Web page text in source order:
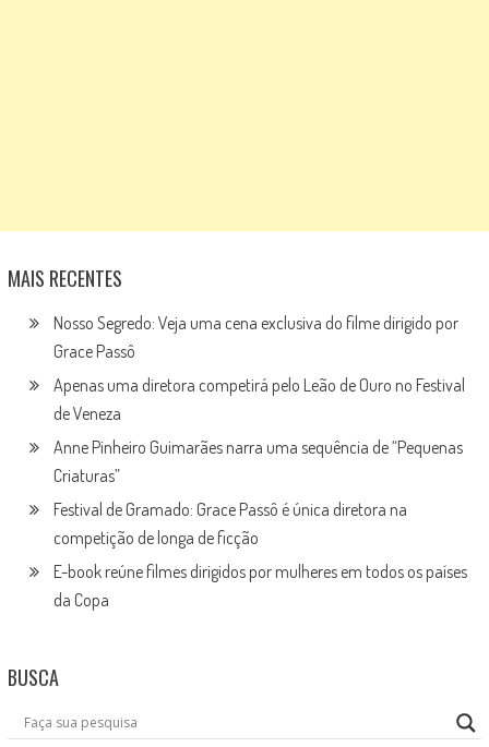
MAIS RECENTES
Nosso Segredo: Veja uma cena exclusiva do filme dirigido por
Grace Passô
Apenas uma diretora competirá pelo Leão de Ouro no Festival
de Veneza
Anne Pinheiro Guimarães narra uma sequência de “Pequenas
Criaturas”
Festival de Gramado: Grace Passô é única diretora na
competição de longa de ficção
E-book reúne filmes dirigidos por mulheres em todos os países
da Copa
BUSCA